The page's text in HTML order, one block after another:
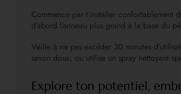
Commence par t’installer
d’abord l’anneau plus grand à la base du
Veille à ne pas excéder 30 minutes
savon doux, ou utilise un spray nettoyant
Explore ton potentiel,